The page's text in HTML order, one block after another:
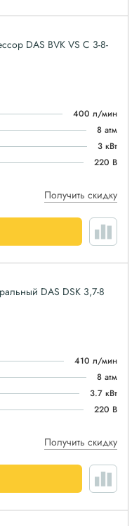
DAS BVK VS C 3-8-
400 л/мин
8 атм
3 кВт
220 В
Получить скидку
DAS DSK 3,7-8
410 л/мин
8 атм
3.7 кВт
220 В
Получить скидку